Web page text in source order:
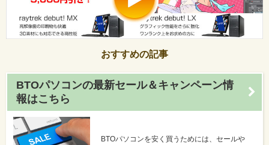
おすすめの記事
BTOパソコンの最新セール＆キャンペーン情
報はこちら
BTOパソコンを安く買うためには、セールや